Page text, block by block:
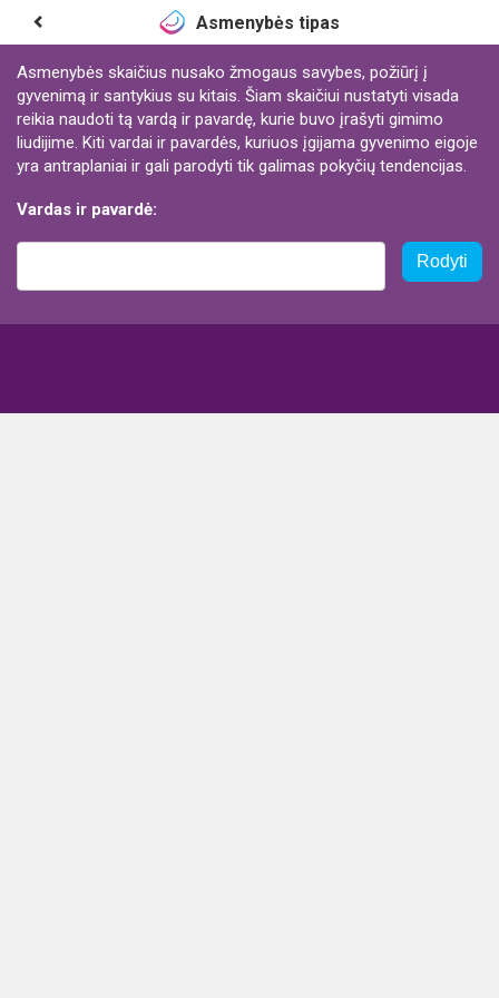
Asmenybės tipas
Asmenybės skaičius nusako žmogaus savybes, požiūrį į
gyvenimą ir santykius su kitais. Šiam skaičiui nustatyti visada
reikia naudoti tą vardą ir pavardę, kurie buvo įrašyti gimimo
liudijime. Kiti vardai ir pavardės, kuriuos įgijama gyvenimo eigoje
yra antraplaniai ir gali parodyti tik galimas pokyčių tendencijas.
Vardas ir pavardė:
Rodyti